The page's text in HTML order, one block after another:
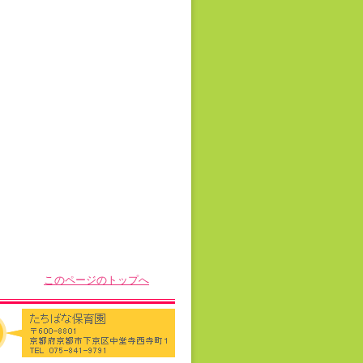
このページのトップへ